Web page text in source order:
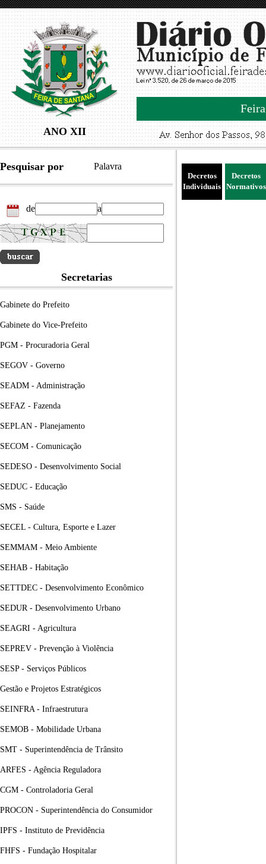
ANO XII
Pesquisar por Palavra
de a
Secretarias
Gabinete do Prefeito
Gabinete do Vice-Prefeito
PGM - Procuradoria Geral
SEGOV - Governo
SEADM - Administração
SEFAZ - Fazenda
SEPLAN - Planejamento
SECOM - Comunicação
SEDESO - Desenvolvimento Social
SEDUC - Educação
SMS - Saúde
SECEL - Cultura, Esporte e Lazer
SEMMAM - Meio Ambiente
SEHAB - Habitação
SETTDEC - Desenvolvimento Econômico
SEDUR - Desenvolvimento Urbano
SEAGRI - Agricultura
SEPREV - Prevenção à Violência
SESP - Serviços Públicos
Gestão e Projetos Estratégicos
SEINFRA - Infraestrutura
SEMOB - Mobilidade Urbana
SMT - Superintendência de Trânsito
ARFES - Agência Reguladora
CGM - Controladoria Geral
PROCON - Superintendência do Consumidor
IPFS - Instituto de Previdência
FHFS - Fundação Hospitalar
Decretos
Individuais
Decretos
Normativos